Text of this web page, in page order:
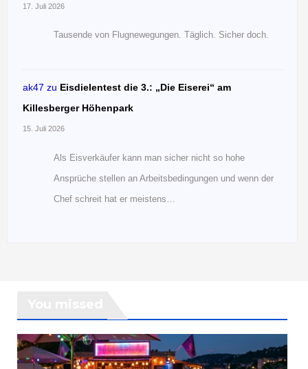
17. Juli 2026
Tausende von Flugnewegungen. Täglich. Sicher doch.
ak47 zu Eisdielentest die 3.: „Die Eiserei“ am
Killesberger Höhenpark
15. Juli 2026
Als Eisverkäufer kann man sicher nicht so hohe
Ansprüche stellen an Arbeitsbedingungen und wenn der
Chef schreit hat er meistens…